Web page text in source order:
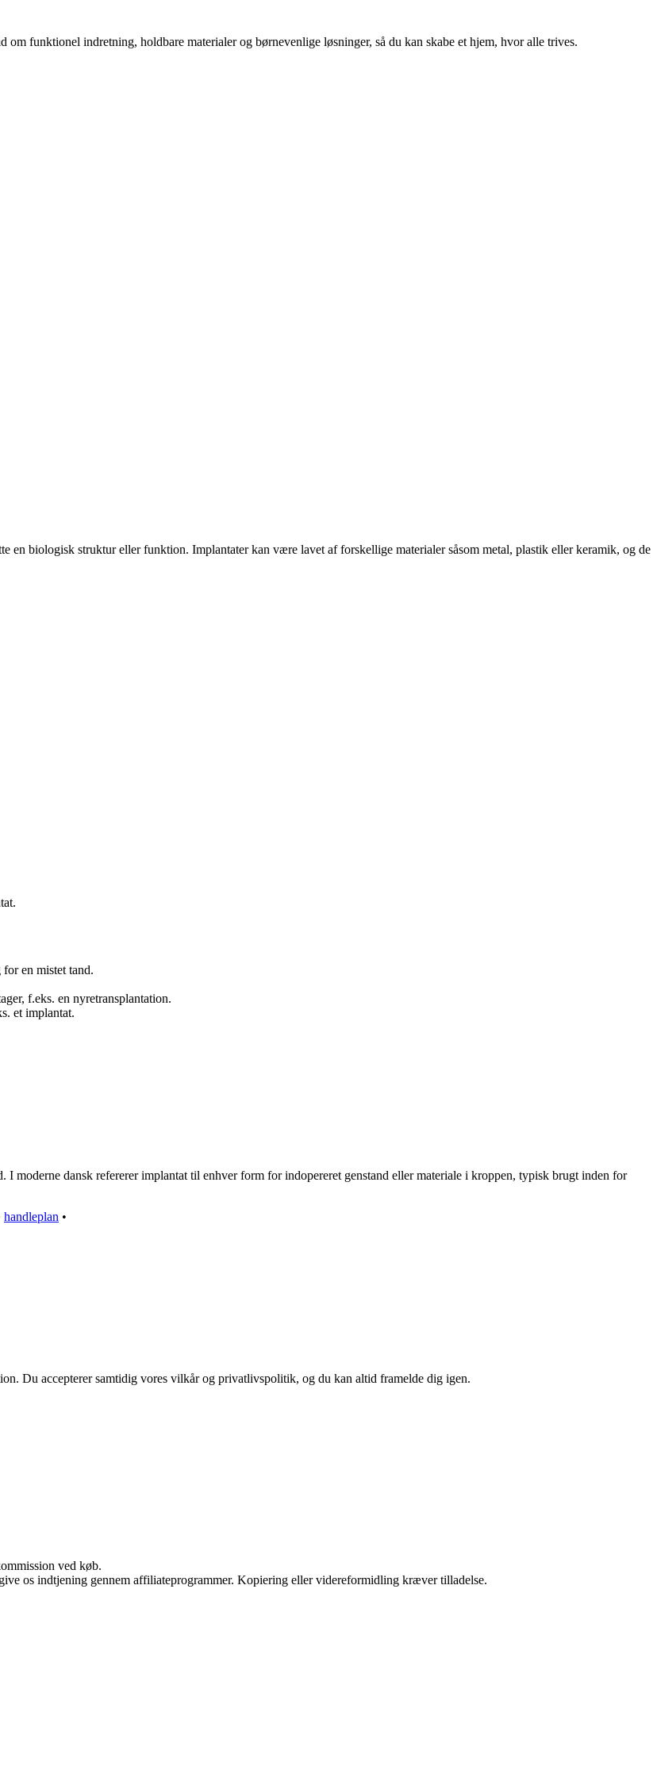
funktionel indretning, holdbare materialer og børnevenlige løsninger, så du kan skabe et hjem, hvor alle trives.
en biologisk struktur eller funktion. Implantater kan være lavet af forskellige materialer såsom metal, plastik eller keramik, og de
en mistet tand.
f.eks. en nyretransplantation.
et implantat.
moderne dansk refererer implantat til enhver form for indopereret genstand eller materiale i kroppen, typisk brugt inden for
handleplan •
Du accepterer samtidig vores vilkår og privatlivspolitik, og du kan altid framelde dig igen.
ved køb.
os indtjening gennem affiliateprogrammer. Kopiering eller videreformidling kræver tilladelse.